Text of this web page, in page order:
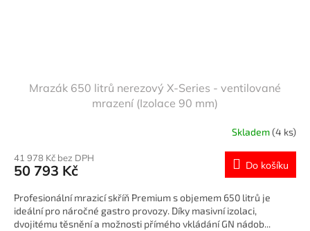
Mrazák 650 litrů nerezový X-Series - ventilované
mrazení (Izolace 90 mm)
Skladem(4 ks)
41 978 Kč bez DPH
50 793 Kč Do košíku
Profesionální mrazicí skříň Premium s objemem 650 litrů je
ideální pro náročné gastro provozy. Díky masivní izolaci,
dvojitému těsnění a možnosti přímého vkládání GN nádob...